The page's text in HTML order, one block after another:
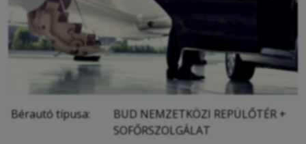
Bérautó típusa:
BUD NEMZETKÖZI REPÜLŐTÉR +
SOFŐRSZOLGÁLAT